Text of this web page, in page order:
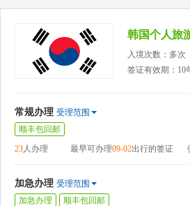
韩国个人旅
入境次数：多次
签证有效期：10
常规办理 受理范围
顺丰包回邮
23人办理 最早可办理09-02出行的签证
加急办理 受理范围
加急办理
顺丰包回邮